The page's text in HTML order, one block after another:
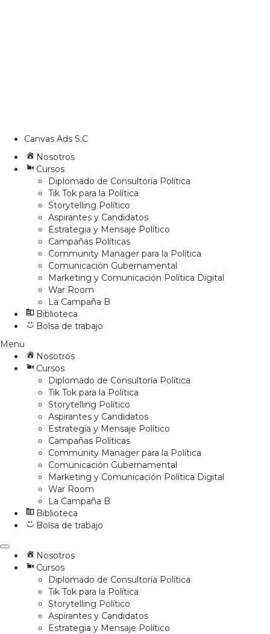
Canvas Ads S.C
Nosotros
Cursos
Diplomado de Consultoría Política
Tik Tok para la Política
Storytelling Político
Aspirantes y Candidatos
Estrategia y Mensaje Político
Campañas Políticas
Community Manager para la Política
Comunicación Gubernamental
Marketing y Comunicación Política Digital
War Room
La Campaña B
Biblioteca
Bolsa de trabajo
Menu
Nosotros
Cursos
Diplomado de Consultoría Política
Tik Tok para la Política
Storytelling Político
Aspirantes y Candidatos
Estrategia y Mensaje Político
Campañas Políticas
Community Manager para la Política
Comunicación Gubernamental
Marketing y Comunicación Política Digital
War Room
La Campaña B
Biblioteca
Bolsa de trabajo
Nosotros
Cursos
Diplomado de Consultoría Política
Tik Tok para la Política
Storytelling Político
Aspirantes y Candidatos
Estrategia y Mensaje Político